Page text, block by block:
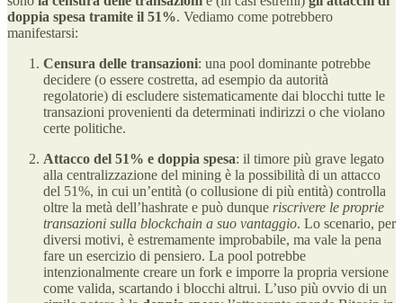
doppia spesa tramite il 51%. Vediamo come potrebbero
manifestarsi:
Censura delle transazioni: una pool dominante potrebbe
decidere (o essere costretta, ad esempio da autorità
regolatorie) di escludere sistematicamente dai blocchi tutte le
transazioni provenienti da determinati indirizzi o che violano
certe politiche.
Attacco del 51% e doppia spesa: il timore più grave legato
alla centralizzazione del mining è la possibilità di un attacco
del 51%, in cui un’entità (o collusione di più entità) controlla
oltre la metà dell’hashrate e può dunque riscrivere le proprie
transazioni sulla blockchain a suo vantaggio. Lo scenario, per
diversi motivi, è estremamente improbabile, ma vale la pena
fare un esercizio di pensiero. La pool potrebbe
intenzionalmente creare un fork e imporre la propria versione
come valida, scartando i blocchi altrui. L’uso più ovvio di un